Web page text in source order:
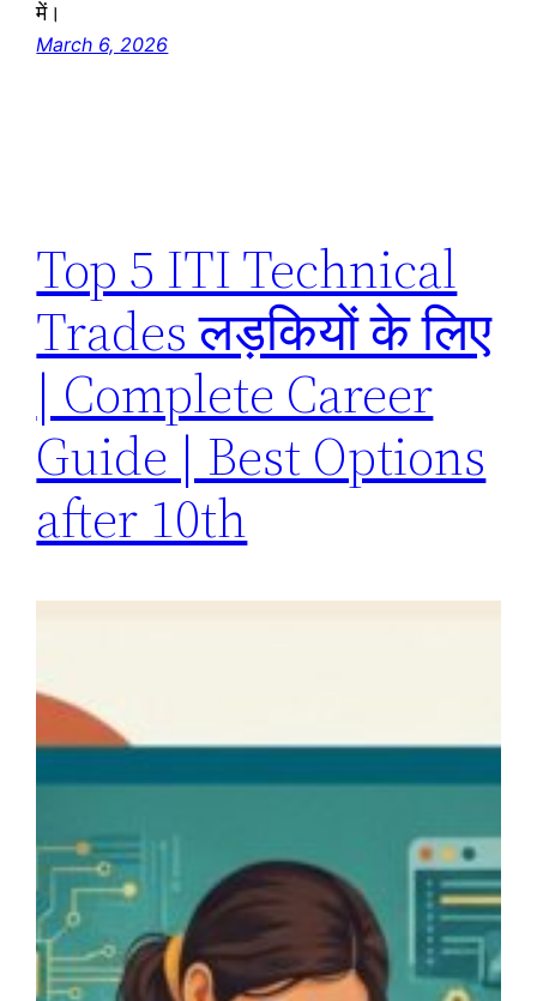
में।
March 6, 2026
Top 5 ITI Technical
Trades लड़कियों के लिए
| Complete Career
Guide | Best Options
after 10th